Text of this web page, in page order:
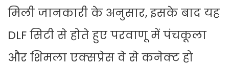
मिली जानकारी के अनुसार, इसके बाद यह
DLF सिटी से होते हुए परवाणू में पंचकूला
और शिमला एक्सप्रेस वे से कनेक्ट हो